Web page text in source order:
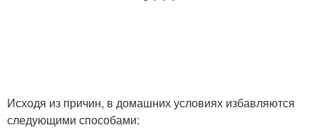
Исходя из причин, в домашних условиях избавляются
следующими способами: